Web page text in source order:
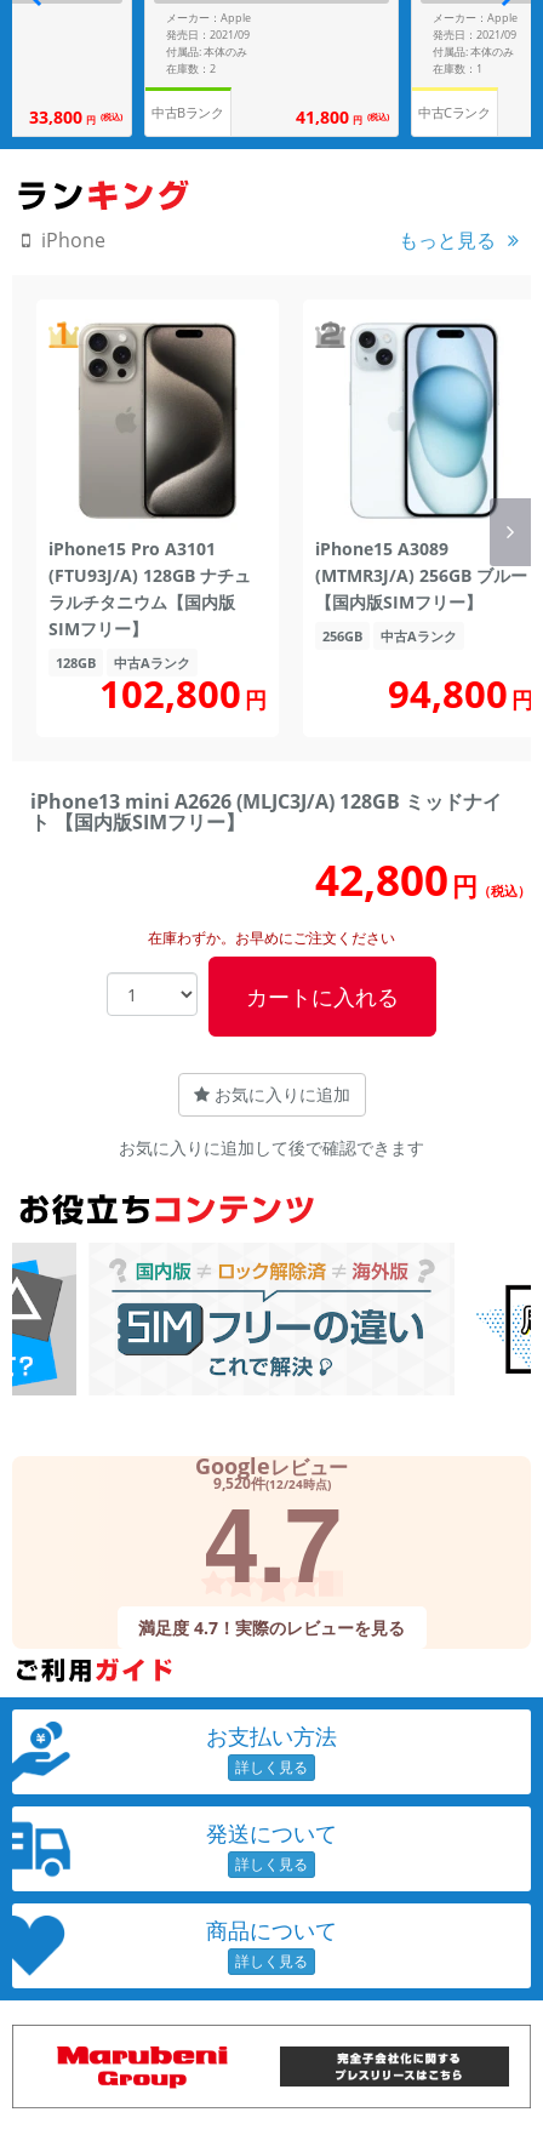
33,800 円 (税込)
ン 【国内版SIMフリー】
メーカー：Apple
発売日：2021/09
付属品: 本体のみ
在庫数：2
中古Bランク 41,800 円 (税込)
UCT)RED 【国内
メーカー：Apple
発売日：2021/09
付属品: 本体のみ
在庫数：1
中古Cランク
iPhone もっと見る
iPhone15 Pro A3101
(FTU93J/A) 128GB ナチュ
ラルチタニウム【国内版
SIMフリー】
128GB 中古Aランク
102,800円
iPhone15 A3089
(MTMR3J/A) 256GB ブルー
【国内版SIMフリー】
256GB 中古Aランク
94,800円
iPhone13 mini A2626 (MLJC3J/A) 128GB ミッドナイ
ト 【国内版SIMフリー】
42,800 円 （税込）
在庫わずか。お早めにご注文ください
カートに入れる
お気に入りに追加
お気に入りに追加して後で確認できます
Googleレビュー
9,520件(12/24時点)
4.7
満足度 4.7！実際のレビューを見る
お支払い方法
発送について
商品について